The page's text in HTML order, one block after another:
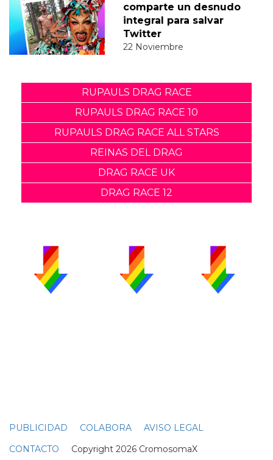
comparte un desnudo
integral para salvar
Twitter
22 Noviembre
RUPAULS DRAG RACE
RUPAULS DRAG RACE 10
RUPAULS DRAG RACE ALL STARS
REINAS DEL DRAG
DRAG RACE UK
DRAG RACE 12
PUBLICIDAD COLABORA
AVISO LEGAL
CONTACTO Copyright 2026 CromosomaX